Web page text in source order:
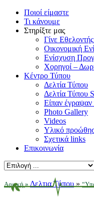
Ποιοί είμαστε
Τι κάνουμε
Στηρίξτε μας
Γίνε Εθελοντής
Οικονομική
Ενίσχυση
Χορηγοί –
Κέντρο Τύπου
Δελτία Τύπου
Δελτία Τύπου
Είπαν έγραψαν
Photo Gallery
Videos
Υλικό
Σχετικά links
Επικοινωνία
Αρχική » Δελτια Τύπου »